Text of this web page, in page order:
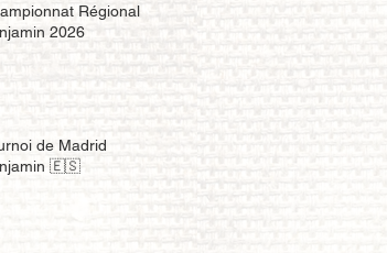
Régional
2026
de Madrid
🇪🇸